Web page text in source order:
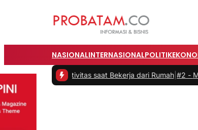
NASIONALINTERNASIONALPOLITIK
Produktivitas saat Bekerja dari Rumah|#2 -Masalah